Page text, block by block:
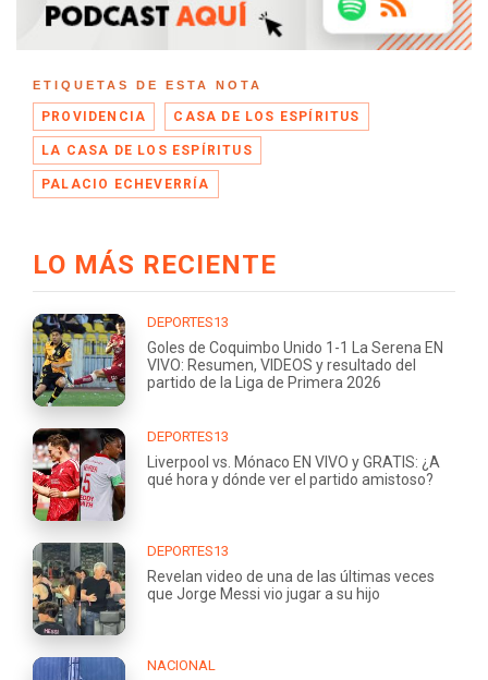
ETIQUETAS DE ESTA NOTA
PROVIDENCIA CASA DE LOS ESPÍRITUS
LA CASA DE LOS ESPÍRITUS
PALACIO ECHEVERRÍA
LO MÁS RECIENTE
DEPORTES13
Goles de Coquimbo Unido 1-1 La Serena EN
VIVO: Resumen, VIDEOS y resultado del
partido de la Liga de Primera 2026
DEPORTES13
Liverpool vs. Mónaco EN VIVO y GRATIS: ¿A
qué hora y dónde ver el partido amistoso?
DEPORTES13
Revelan video de una de las últimas veces
que Jorge Messi vio jugar a su hijo
NACIONAL